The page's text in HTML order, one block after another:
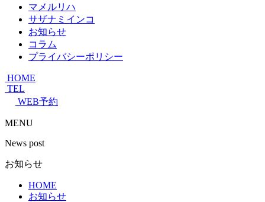
マメルリハ
サザナミインコ
お知らせ
コラム
プライバシーポリシー
HOME
TEL
WEB予約
MENU
News post
お知らせ
HOME
お知らせ